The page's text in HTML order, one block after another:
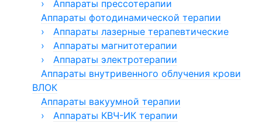
Электроды для резектоскопии
Эндовидеохирургические стойки для
урологии
Аппараты Лора-Дон
›
Аппараты прессотерапии
Аппараты прессотерапии и лимфодренажа
Pulsepress Physio
Пневмомассажер ПМ
Аппараты прессотерапии и
лимфодренажа «Лимфа»
Аппараты прессотерапии
Аппараты фотодинамической терапии
›
Аппараты лазерные терапевтические
Аппараты лазерные полупроводниковые
терапевтические АЛП-01-"ЛАТОН"
Инструменты для терапевтических
лазеров
Аппарат Милта
›
Аппараты магнитотерапии
Магнит МЕДТЕКО
›
Аппараты электротерапии
Аппараты УЛЬТРАДАР
Аппараты ЭЛЭСКУЛАП
Аппарат ЭЛАД
Аппарат ФОРЕЗ
Аппараты внутривенного облучения крови
ВЛОК
Аппараты вакуумной терапии
›
Аппараты КВЧ-ИК терапии